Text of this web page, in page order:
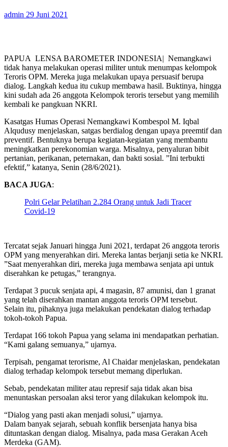
admin 29 Juni 2021
PAPUA LENSA BAROMETER INDONESIA| Nemangkawi
tidak hanya melakukan operasi militer untuk menumpas kelompok
Teroris OPM. Mereka juga melakukan upaya persuasif berupa
dialog. Langkah kedua itu cukup membawa hasil. Buktinya, hingga
kini sudah ada 26 anggota Kelompok teroris tersebut yang memilih
kembali ke pangkuan NKRI.
Kasatgas Humas Operasi Nemangkawi Kombespol M. Iqbal
Alqudusy menjelaskan, satgas berdialog dengan upaya preemtif dan
preventif. Bentuknya berupa kegiatan-kegiatan yang membantu
meningkatkan perekonomian warga. Misalnya, penyaluran bibit
pertanian, perikanan, peternakan, dan bakti sosial. ”Ini terbukti
efektif,” katanya, Senin (28/6/2021).
BACA JUGA:
Polri Gelar Pelatihan 2.284 Orang untuk Jadi Tracer
Covid-19
Tercatat sejak Januari hingga Juni 2021, terdapat 26 anggota teroris
OPM yang menyerahkan diri. Mereka lantas berjanji setia ke NKRI.
”Saat menyerahkan diri, mereka juga membawa senjata api untuk
diserahkan ke petugas,” terangnya.
Terdapat 3 pucuk senjata api, 4 magasin, 87 amunisi, dan 1 granat
yang telah diserahkan mantan anggota teroris OPM tersebut.
Selain itu, pihaknya juga melakukan pendekatan dialog terhadap
tokoh-tokoh Papua.
Terdapat 166 tokoh Papua yang selama ini mendapatkan perhatian.
“Kami galang semuanya,” ujarnya.
Terpisah, pengamat terorisme, Al Chaidar menjelaskan, pendekatan
dialog terhadap kelompok tersebut memang diperlukan.
Sebab, pendekatan militer atau represif saja tidak akan bisa
menuntaskan persoalan aksi teror yang dilakukan kelompok itu.
“Dialog yang pasti akan menjadi solusi,” ujarnya.
Dalam banyak sejarah, sebuah konflik bersenjata hanya bisa
dituntaskan dengan dialog. Misalnya, pada masa Gerakan Aceh
Merdeka (GAM).